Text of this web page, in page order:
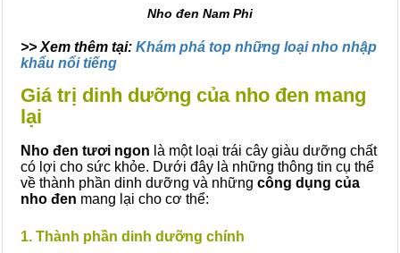
Nho đen Nam Phi
>> Xem thêm tại: Khám phá top những loại nho nhập
khẩu nổi tiếng
Giá trị dinh dưỡng của n ho đen mang
lại
Nho đen tươi ngon là một loại trái cây giàu dưỡng chất
có lợi cho sức khỏe. Dưới đây là những thông tin cụ thể
về thành phần dinh dưỡng và những công dụng của
nho đen mang lại cho cơ thể:
1. Thành phần dinh dưỡng chính